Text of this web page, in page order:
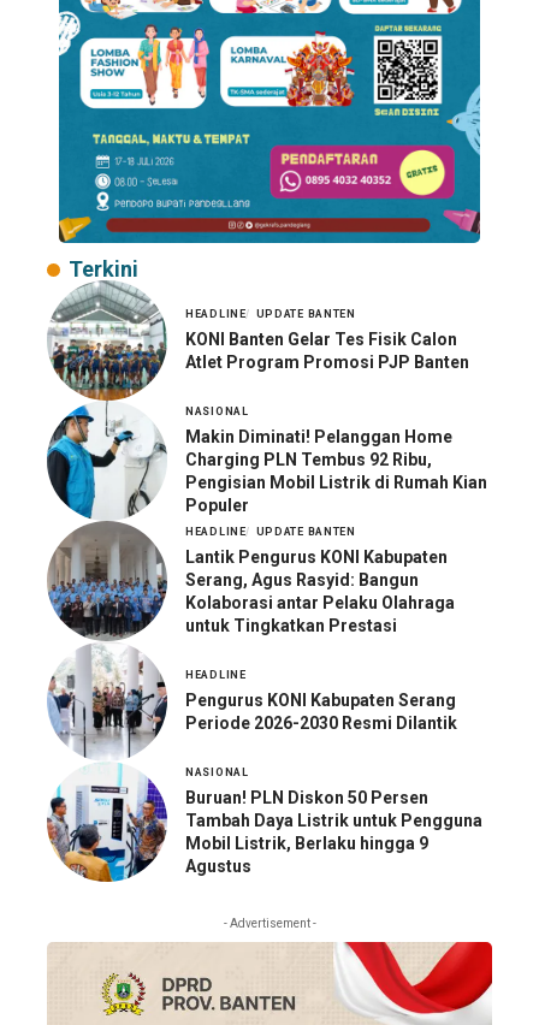
Terkini
HEADLINE UPDATE BANTEN
KONI Banten Gelar Tes Fisik Calon
Atlet Program Promosi PJP Banten
NASIONAL
Makin Diminati! Pelanggan Home
Charging PLN Tembus 92 Ribu,
Pengisian Mobil Listrik di Rumah Kian
Populer
HEADLINE UPDATE BANTEN
Lantik Pengurus KONI Kabupaten
Serang, Agus Rasyid: Bangun
Kolaborasi antar Pelaku Olahraga
untuk Tingkatkan Prestasi
HEADLINE
Pengurus KONI Kabupaten Serang
Periode 2026-2030 Resmi Dilantik
NASIONAL
Buruan! PLN Diskon 50 Persen
Tambah Daya Listrik untuk Pengguna
Mobil Listrik, Berlaku hingga 9
Agustus
- Advertisement -